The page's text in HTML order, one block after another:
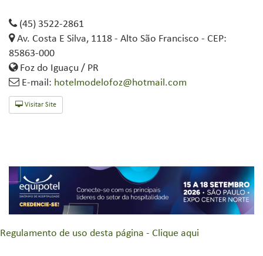
(45) 3522-2861
Av. Costa E Silva, 1118 - Alto São Francisco - CEP:
85863-000
Foz do Iguaçu / PR
E-mail: hotelmodelofoz@hotmail.com
Visitar Site
Regulamento de uso desta página - Clique aqui